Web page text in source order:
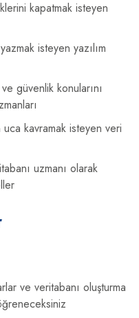
kapatmak isteyen
isteyen yazılım
güvenlik konularını
kavramak isteyen veri
uzmanı olarak
ve veritabanı oluşturma